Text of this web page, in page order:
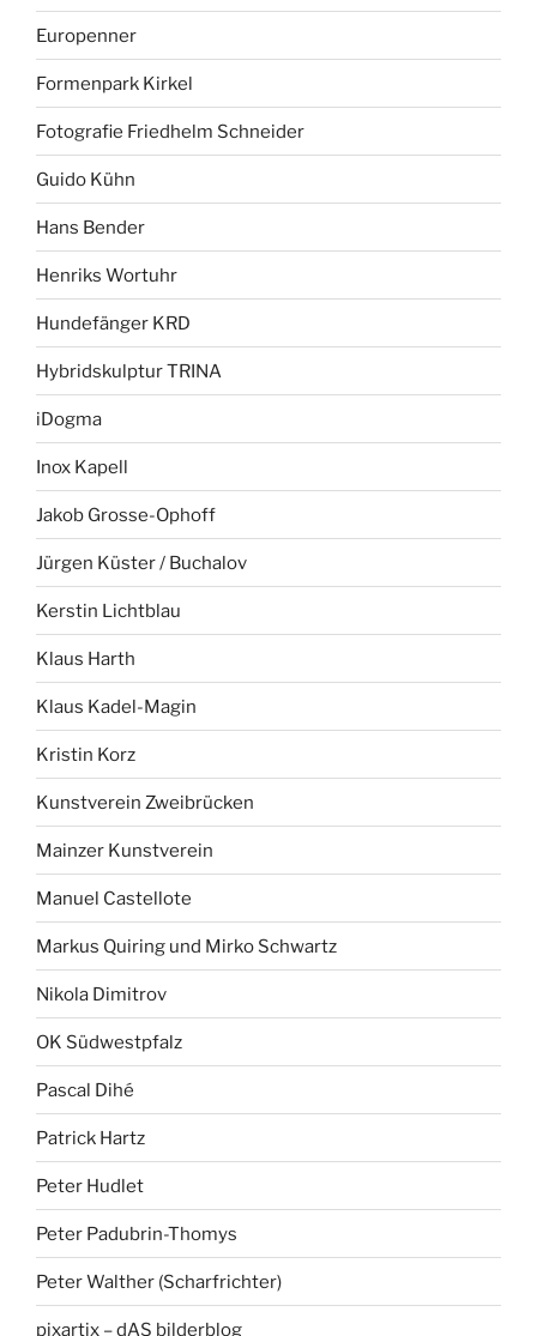
Europenner
Formenpark Kirkel
Fotografie Friedhelm Schneider
Guido Kühn
Hans Bender
Henriks Wortuhr
Hundefänger KRD
Hybridskulptur TRINA
iDogma
Inox Kapell
Jakob Grosse-Ophoff
Jürgen Küster / Buchalov
Kerstin Lichtblau
Klaus Harth
Klaus Kadel-Magin
Kristin Korz
Kunstverein Zweibrücken
Mainzer Kunstverein
Manuel Castellote
Markus Quiring und Mirko Schwartz
Nikola Dimitrov
OK Südwestpfalz
Pascal Dihé
Patrick Hartz
Peter Hudlet
Peter Padubrin-Thomys
Peter Walther (Scharfrichter)
pixartix – dAS bilderblog